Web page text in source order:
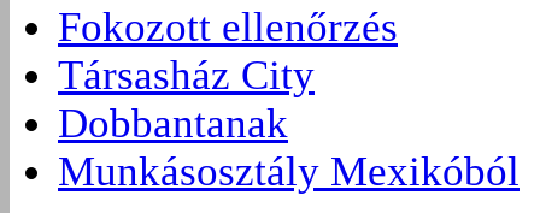
Fokozott ellenőrzés
Társasház City
Dobbantanak
Munkásosztály Mexikóból